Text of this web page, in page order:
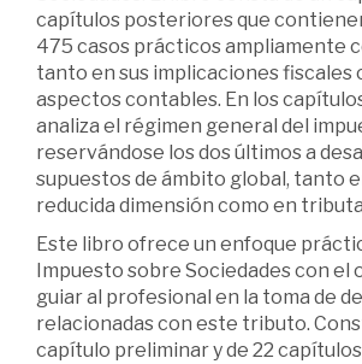
capítulos posteriores que
475 casos prácticos ampliamente
tanto en sus implicaciones fiscales
aspectos contables. En los
analiza el régimen general del
reservándose los dos últimos a
supuestos de ámbito global, tanto
reducida dimensión como en
Este libro ofrece un enfoque
Impuesto sobre Sociedades con el
guiar al profesional en la toma de
relacionadas con este tributo.
capítulo preliminar y de 22